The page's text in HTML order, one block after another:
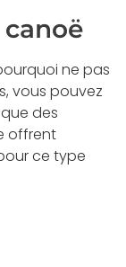
ne pas
vous pouvez
des
offrent
ce type